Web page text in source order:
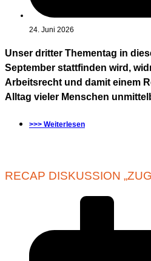
24. Juni 2026
Unser dritter Thementag in
September stattfinden wird,
Arbeitsrecht und damit einem
Alltag vieler Menschen
>>> Weiterlesen
RECAP DISKUSSION